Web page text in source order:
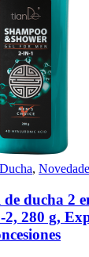
,
ducha 2
2, 280 g,